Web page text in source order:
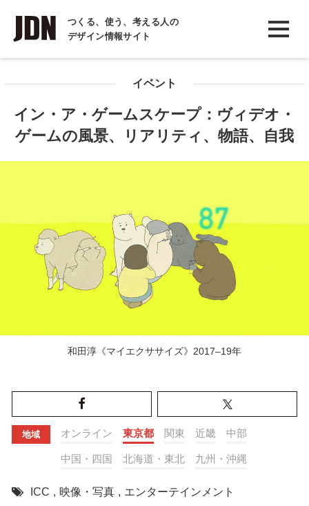
つくる、使う、考える人の
デザイン情報サイト
INTERVIEW
インタビュー
COLUMN
イベント
イン・ア・ゲームスケープ：ヴィデオ・
ゲームの風景、リアリティ、物語、自我
和田淳《マイエクササイズ》2017–19年
地域 オンライン 東京都 関東 近畿 中部
中国・四国 北海道・東北 九州・沖縄
ICC , 映像・写真 , エンターテインメント